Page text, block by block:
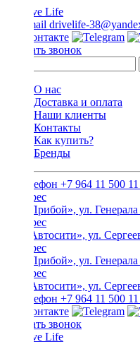
drivelife-
Заказать звонок
О нас
Доставка и оплата
Наши клиенты
Контакты
Как купить?
Бренды
+7 964 11 500 11
ТЦ «Прибой», ул.
ТЦ «Автосити», ул.
ТЦ «Прибой», ул.
ТЦ «Автосити», ул.
+7 964 11 500 11
Заказать звонок